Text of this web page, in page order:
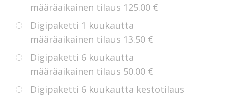
määräaikainen tilaus 125.00 €
Digipaketti 1 kuukautta
määräaikainen tilaus 13.50 €
Digipaketti 6 kuukautta
määräaikainen tilaus 50.00 €
Digipaketti 6 kuukautta kestotilaus